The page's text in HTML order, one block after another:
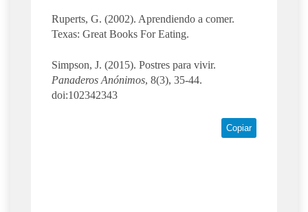
Ruperts, G. (2002). Aprendiendo a comer.
Texas: Great Books For Eating.
Simpson, J. (2015). Postres para vivir.
Panaderos Anónimos, 8(3), 35-44.
doi:102342343
Copiar